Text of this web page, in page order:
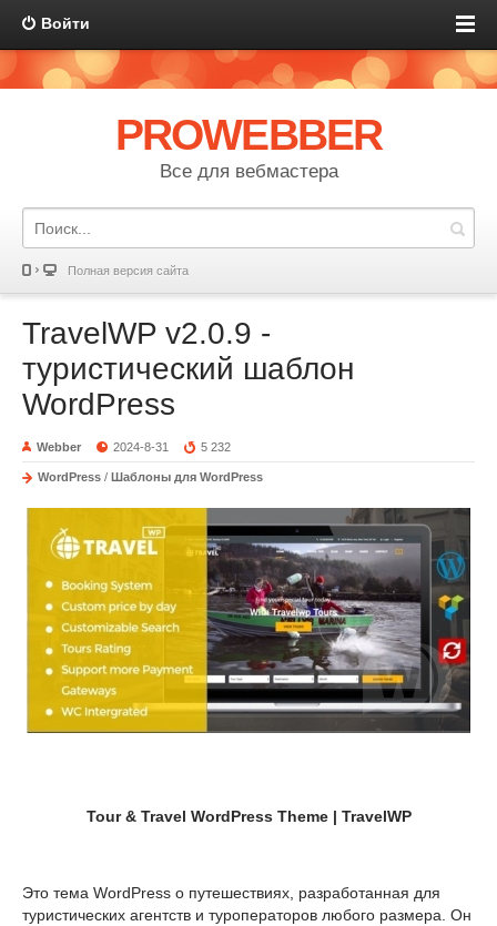
Войти
PROWEBBER
Все для вебмастера
Полная версия сайта
TravelWP v2.0.9 -
туристический шаблон
WordPress
Webber 2024-8-31 5 232
WordPress / Шаблоны для WordPress
Tour & Travel WordPress Theme | TravelWP
Это тема WordPress о путешествиях, разработанная для
туристических агентств и туроператоров любого размера. Он